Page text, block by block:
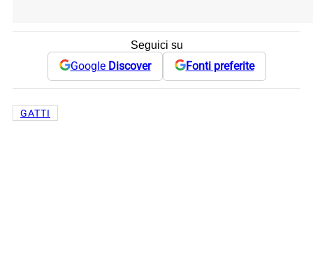
Seguici su
Google Discover Fonti preferite
GATTI